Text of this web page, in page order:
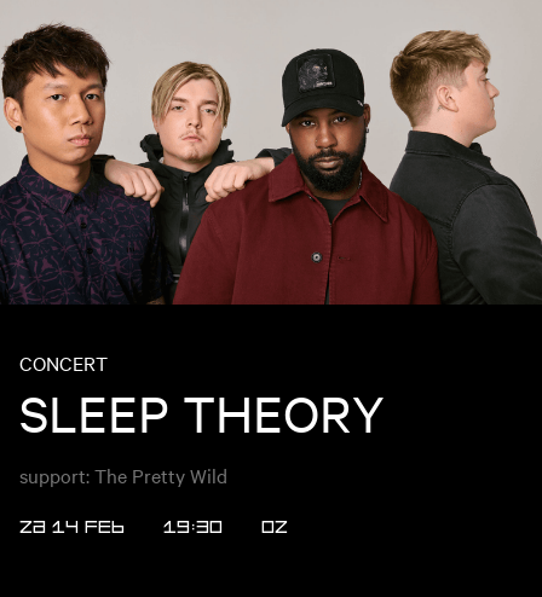
CONCERT
SLEEP THEORY
support: The Pretty Wild
ZA 14 FEB 19:30 OZ